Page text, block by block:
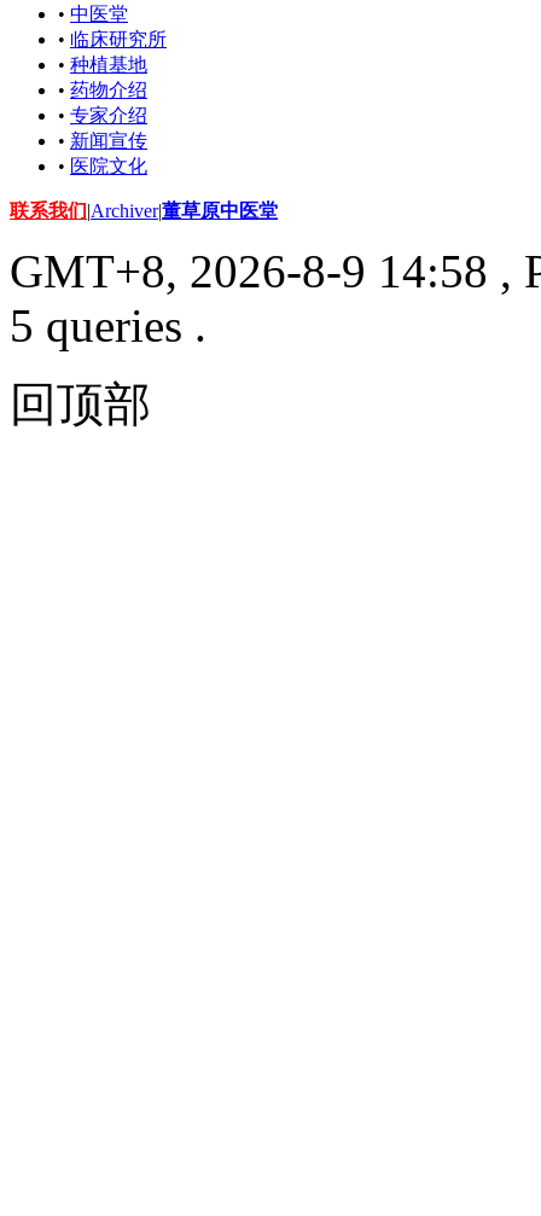
• 中医堂
• 临床研究所
• 种植基地
• 药物介绍
• 专家介绍
• 新闻宣传
• 医院文化
联系我们|Archiver|董草原中医堂
GMT+8, 2026-8-9 14:58 ,
5 queries .
回顶部